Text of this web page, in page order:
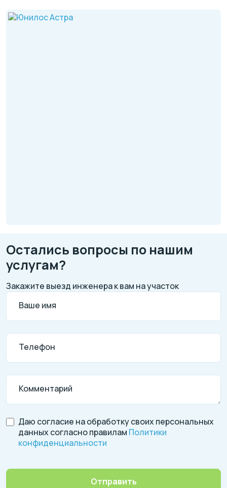
Остались вопросы по нашим
услугам?
Закажите выезд инженера к вам на участок
Ваше имя
Телефон
Комментарий
Даю согласие на обработку своих персональных
данных согласно правилам Политики
конфиденциальности
Отправить